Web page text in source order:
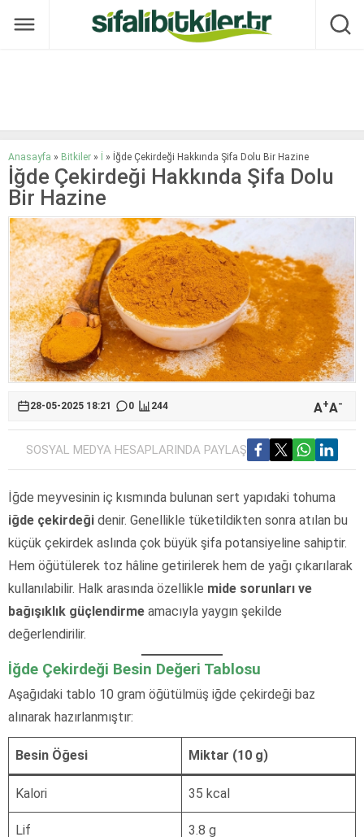
Anasayfa » Bitkiler » » İğde Çekirdeği Hakkında Şifa Dolu Bir Hazine
İğde Çekirdeği Hakkında Şifa Dolu
Bir Hazine
28-05-2025 18:21 0 244 A+A-
SOSYAL MEDYA HESAPLARINDA PAYLAŞ
İğde meyvesinin iç kısmında bulunan sert yapıdaki tohuma
iğde çekirdeği denir. Genellikle tüketildikten sonra atılan bu
küçük çekirdek aslında çok büyük şifa potansiyeline sahiptir.
Hem öğütülerek toz hâline getirilerek hem de yağı çıkarılarak
kullanılabilir. Halk arasında özellikle mide sorunları ve
bağışıklık güçlendirme amacıyla yaygın şekilde
değerlendirilir.
İğde Çekirdeği Besin Değeri Tablosu
Aşağıdaki tablo 10 gram öğütülmüş iğde çekirdeği baz
alınarak hazırlanmıştır:
Besin Öğesi Miktar (10 g)
Kalori 35 kcal
Lif 3.8 g